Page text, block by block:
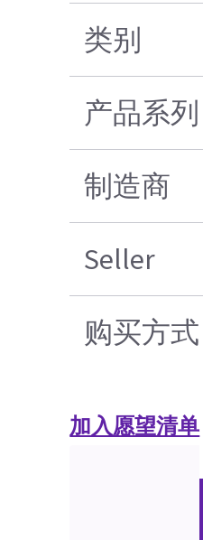
类别
产品系列
制造商
Seller
购买方式
加入愿望清单